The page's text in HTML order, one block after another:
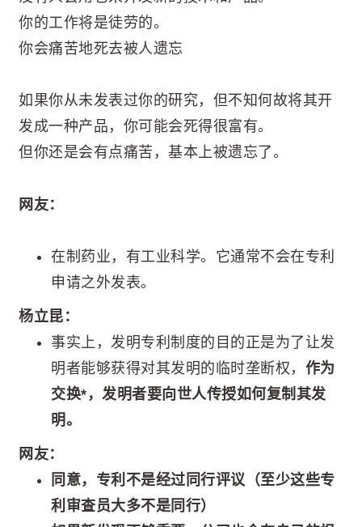
你的工作将是徒劳的。
你会痛苦地死去被人遗忘
如果你从未发表过你的研究，但不知何故将其开
发成一种产品，你可能会死得很富有。
但你还是会有点痛苦，基本上被遗忘了。
网友：
在制药业，有工业科学。它通常不会在专利
申请之外发表。
杨立昆：
事实上，发明专利制度的目的正是为了让发
明者能够获得对其发明的临时垄断权， 作为
交换*，发明者要向世人传授如何复制其发
明。
网友：
同意，专利不是经过同行评议（至少这些专
利审查员大多不是同行）